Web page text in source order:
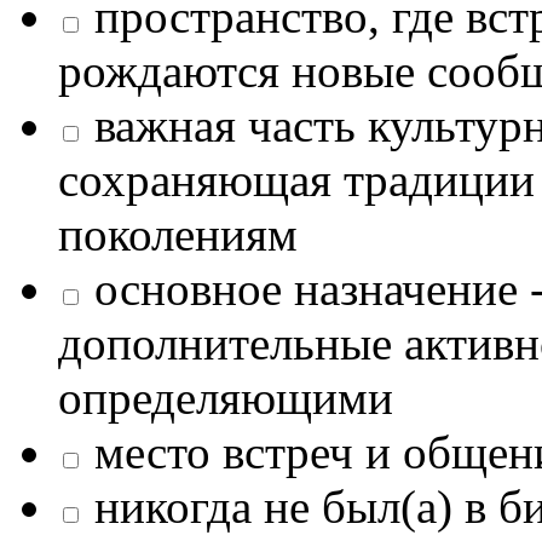
пространство, где
рождаются новые
важная часть
сохраняющая
поколениям
основное назначение
дополнительные
определяющими
место встреч и
никогда не был(а) в